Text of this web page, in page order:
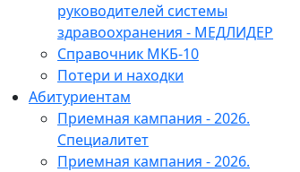
руководителей системы
здравоохранения - МЕДЛИДЕР
Справочник МКБ-10
Потери и находки
Абитуриентам
Приемная кампания - 2026.
Специалитет
Приемная кампания - 2026.